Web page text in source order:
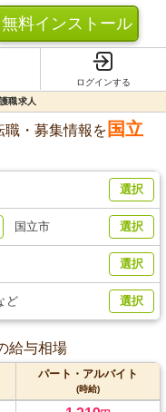
無料インストール
ログインする
職求人
職・募集情報を 国立
選択
国立市 選択
選択
ど 選択
給与相場
パート・アルバイト
(時給)